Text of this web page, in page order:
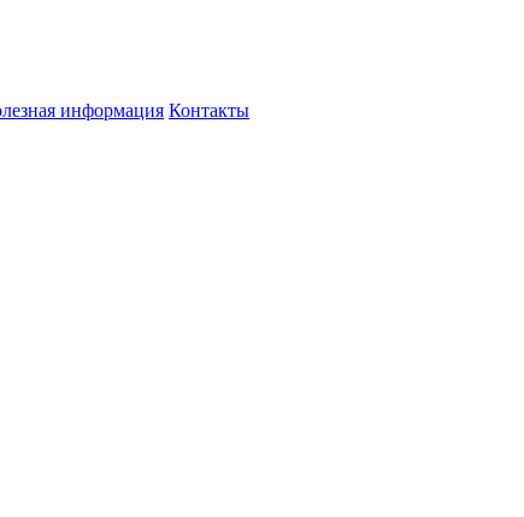
информация Контакты